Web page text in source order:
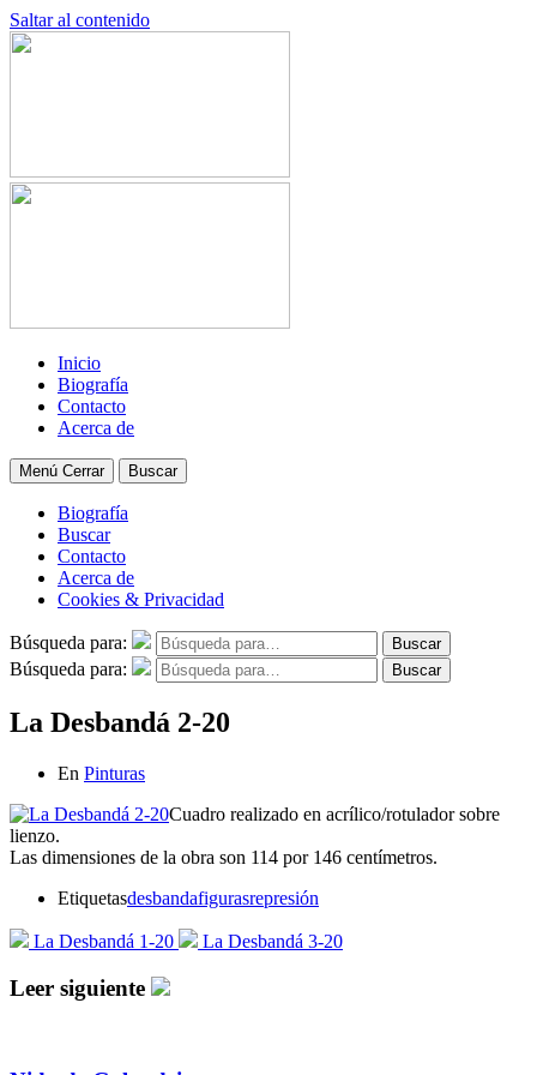
Saltar al contenido
Inicio
Biografía
Contacto
Acerca de
Menú Cerrar Buscar
Biografía
Buscar
Contacto
Acerca de
Cookies & Privacidad
Búsqueda para: Buscar
Búsqueda para: Buscar
La Desbandá 2-20
En Pinturas
Cuadro realizado en acrílico/rotulador sobre
lienzo.
Las dimensiones de la obra son 114 por 146 centímetros.
Etiquetasdesbandafigurasrepresión
La Desbandá 1-20 La Desbandá 3-20
Leer siguiente